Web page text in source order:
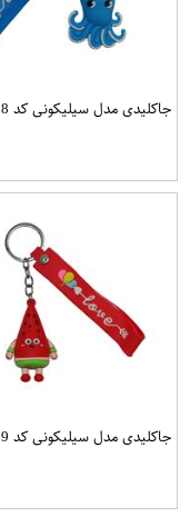
جاکلیدی مدل سیلیکونی کد 008
جاکلیدی مدل سیلیکونی کد 009